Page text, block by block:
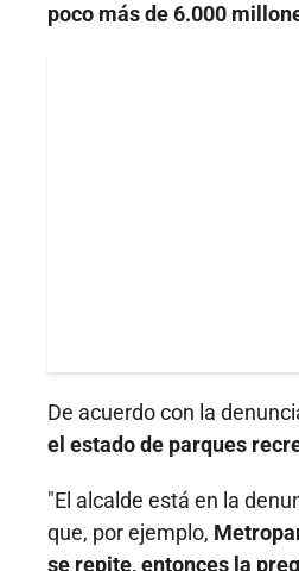
poco más de 6.000
De acuerdo con la
el estado de parques
"El alcalde está en la
que, por ejemplo,
se repite, entonces la